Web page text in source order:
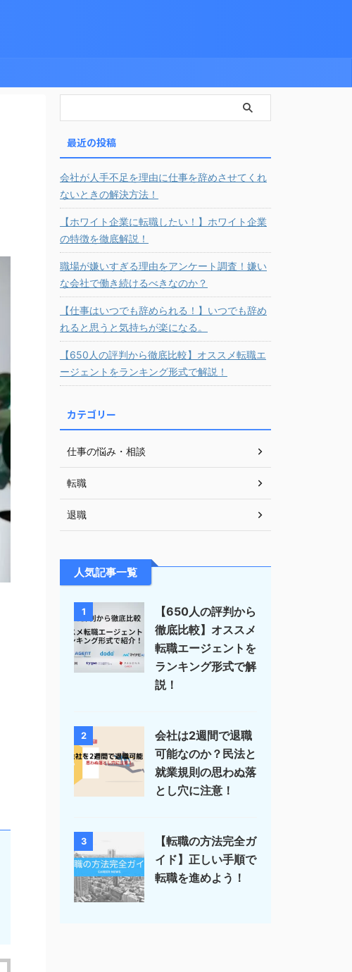
最近の投稿
会社が人手不足を理由に仕事を辞めさせてくれ
ないときの解決方法！
【ホワイト企業に転職したい！】ホワイト企業
の特徴を徹底解説！
職場が嫌いすぎる理由をアンケート調査！嫌い
な会社で働き続けるべきなのか？
【仕事はいつでも辞められる！】いつでも辞め
れると思うと気持ちが楽になる。
【650人の評判から徹底比較】オススメ転職エ
ージェントをランキング形式で解説！
カテゴリー
仕事の悩み・相談
転職
退職
人気記事一覧
1
【650人の評判から
徹底比較】オススメ
転職エージェントを
ランキング形式で解
説！
2
会社は2週間で退職
可能なのか？民法と
就業規則の思わぬ落
とし穴に注意！
3
【転職の方法完全ガ
イド】正しい手順で
転職を進めよう！